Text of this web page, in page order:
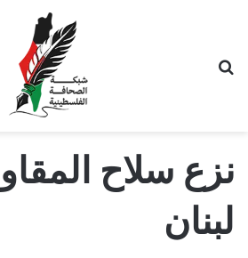
نزع سلاح
لبنان